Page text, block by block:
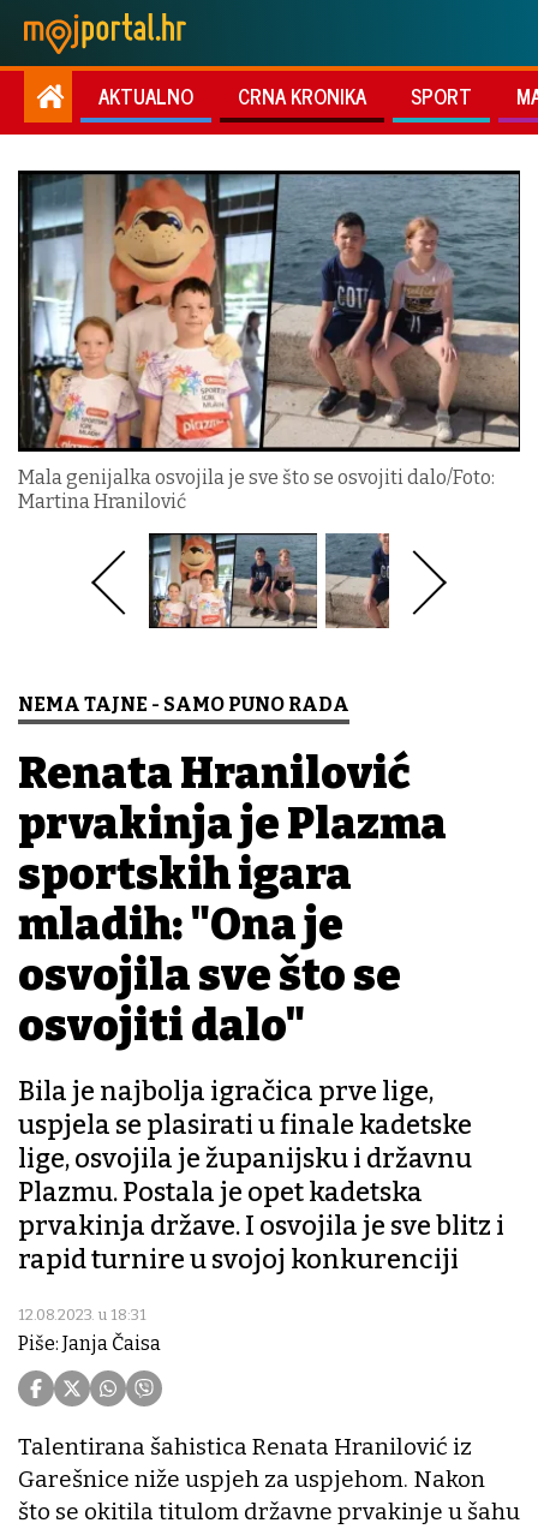
AKTUALNO CRNA KRONIKA SPORT
Mala genijalka osvojila je sve što se osvojiti dalo/Foto:
Martina Hranilović
NEMA TAJNE - SAMO PUNO RADA
Renata Hranilović
prvakinja je Plazma
sportskih igara
mladih: "Ona je
osvojila sve što se
osvojiti dalo"
Bila je najbolja igračica prve lige,
uspjela se plasirati u finale kadetske
lige, osvojila je županijsku i državnu
Plazmu. Postala je opet kadetska
prvakinja države. I osvojila je sve blitz i
rapid turnire u svojoj konkurenciji
12.08.2023. u 18:31
Piše: Janja Čaisa
Talentirana šahistica Renata Hranilović iz
Garešnice niže uspjeh za uspjehom. Nakon
što se okitila titulom državne prvakinje u šahu